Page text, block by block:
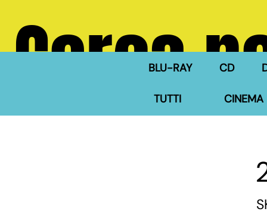
BLU-RAY CD
TUTTI CINEMA
Cerca